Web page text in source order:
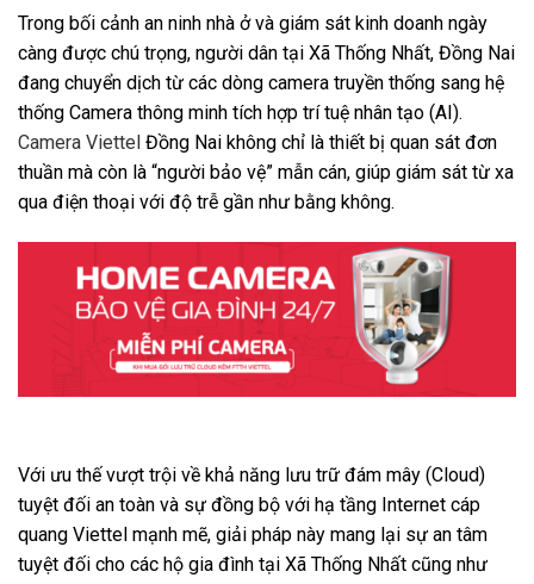
Trong bối cảnh an ninh nhà ở và giám sát kinh doanh ngày
càng được chú trọng, người dân tại Xã Thống Nhất, Đồng Nai
đang chuyển dịch từ các dòng camera truyền thống sang hệ
thống Camera thông minh tích hợp trí tuệ nhân tạo (AI).
Camera Viettel Đồng Nai không chỉ là thiết bị quan sát đơn
thuần mà còn là “người bảo vệ” mẫn cán, giúp giám sát từ xa
qua điện thoại với độ trễ gần như bằng không.
Với ưu thế vượt trội về khả năng lưu trữ đám mây (Cloud)
tuyệt đối an toàn và sự đồng bộ với hạ tầng Internet cáp
quang Viettel mạnh mẽ, giải pháp này mang lại sự an tâm
tuyệt đối cho các hộ gia đình tại Xã Thống Nhất cũng như